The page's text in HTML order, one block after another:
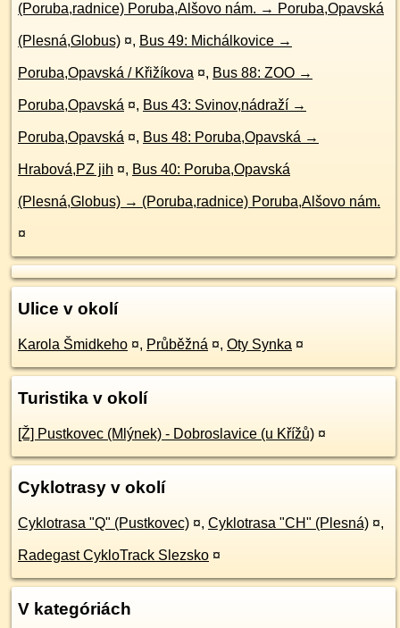
(Poruba,radnice) Poruba,Alšovo nám. → Poruba,Opavská
(Plesná,Globus) ¤, Bus 49: Michálkovice →
Poruba,Opavská / Křižíkova ¤, Bus 88: ZOO →
Poruba,Opavská ¤, Bus 43: Svinov,nádraží →
Poruba,Opavská ¤, Bus 48: Poruba,Opavská →
Hrabová,PZ jih ¤, Bus 40: Poruba,Opavská
(Plesná,Globus) → (Poruba,radnice) Poruba,Alšovo nám.
¤
Ulice v okolí
Karola Šmidkeho ¤, Průběžná ¤, Oty Synka ¤
Turistika v okolí
[Ž] Pustkovec (Mlýnek) - Dobroslavice (u Křížů) ¤
Cyklotrasy v okolí
Cyklotrasa "Q" (Pustkovec) ¤, Cyklotrasa "CH" (Plesná) ¤,
Radegast CykloTrack Slezsko ¤
V kategóriách